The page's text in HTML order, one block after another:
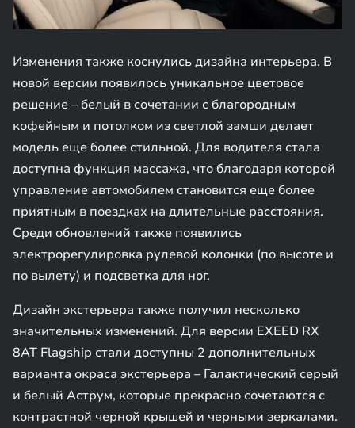
Изменения также коснулись дизайна интерьера. В
новой версии появилось уникальное цветовое
решение – белый в сочетании с благородным
кофейным и потолком из светлой замши делает
модель еще более стильной. Для водителя стала
доступна функция массажа, что благодаря которой
управление автомобилем становится еще более
приятным в поездках на длительные расстояния.
Среди обновлений также появились
электрорегулировка рулевой колонки (по высоте и
по вылету) и подсветка для ног.
Дизайн экстерьера также получил несколько
значительных изменений. Для версии EXEED RX
8AT Flagship стали доступны 2 дополнительных
варианта окраса экстерьера – Галактический серый
и белый Аструм, которые прекрасно сочетаются с
контрастной черной крышей и черными зеркалами.